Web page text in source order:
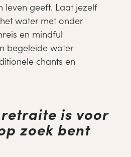
leven geeft. Laat jezelf
water met onder
en mindful
begeleide water
chants en
is voor
zoek bent